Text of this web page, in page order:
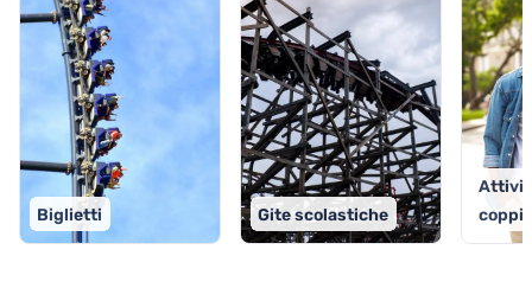
Biglietti Gite scolastiche